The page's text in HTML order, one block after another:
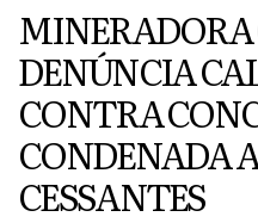
MINERADORA
DENÚNCIA
CONTRA
CONDENADA
CESSANTES